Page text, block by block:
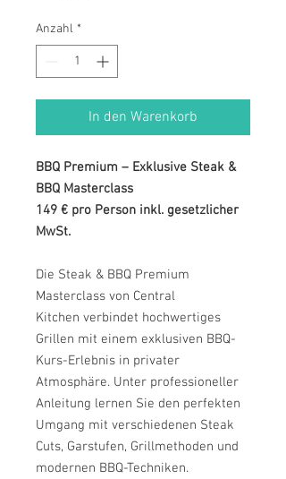
Anzahl *
In den Warenkorb
BBQ Premium – Exklusive Steak &
BBQ Masterclass
149 € pro Person inkl. gesetzlicher
MwSt.
Die Steak & BBQ Premium
Masterclass von Central
Kitchen verbindet hochwertiges
Grillen mit einem exklusiven BBQ-
Kurs-Erlebnis in privater
Atmosphäre. Unter professioneller
Anleitung lernen Sie den perfekten
Umgang mit verschiedenen Steak
Cuts, Garstufen, Grillmethoden und
modernen BBQ-Techniken.